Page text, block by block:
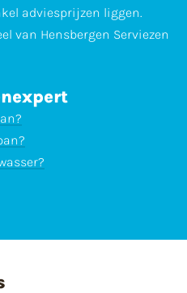
adviesprijzen liggen.
van Hensbergen Serviezen